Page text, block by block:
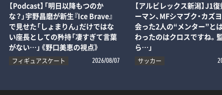
【Podcast】「明日以降もつのか
な？」宇野昌磨が新生『Ice Brave』
で見せた「しょまりん」だけではな
い座長としての矜持「凄すぎて言葉
がない…」《野口美恵の視点》
フィギュアスケート 2026/08/07
【アルビレックス新潟】J1
ーマン、MFシマブク・カズ
会った2人の“メンター”とは
わったのはクロスですね。
ら…」
サッカー